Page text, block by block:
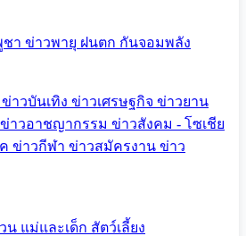
ชา ข่าวพายุ ฝนตก กันจอมพลัง
ข่าวบันเทิง ข่าวเศรษฐกิจ ข่าวยาน
ข่าวอาชญากรรม ข่าวสังคม - โซเชีย
ข่าวกีฬา ข่าวสมัครงาน ข่าว
น แม่และเด็ก สัตว์เลี้ยง